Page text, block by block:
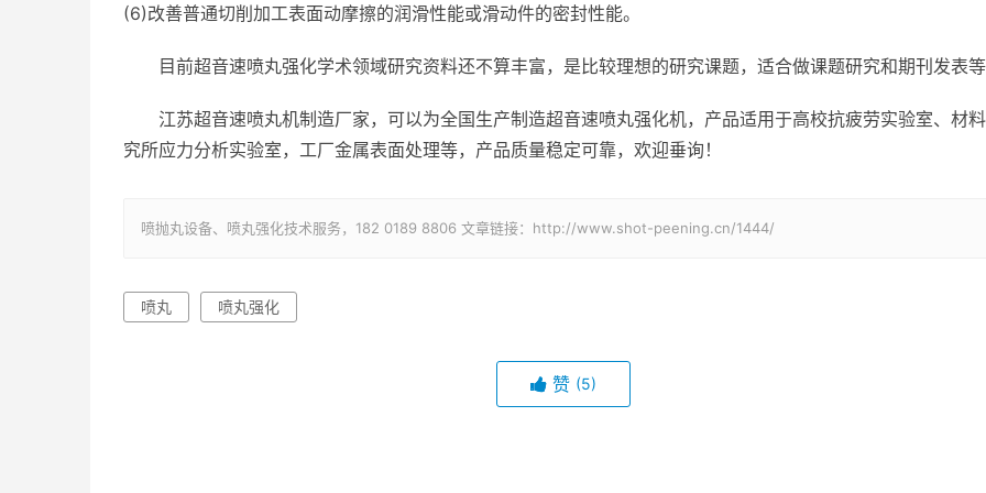
(6)改善普通切削加工表面动摩擦的润滑性能或滑动件的密封性能。
目前超音速喷丸强化学术领域研究资料还不算丰富，是比较理想的研究课题，适合做课题研究和期刊发表
江苏超音速喷丸机制造厂家，可以为全国生产制造超音速喷丸强化机，产品适用于高校抗疲劳实验室、材
究所应力分析实验室，工厂金属表面处理等，产品质量稳定可靠，欢迎垂询！
喷抛丸设备、喷丸强化技术服务，182 0189 8806 文章链接：http://www.shot-peening.cn/1444/
喷丸 喷丸强化
赞 (5)